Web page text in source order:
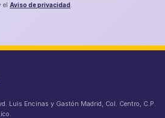
el Aviso de privacidad
Luis Encinas y Gastón Madrid, Col. Centro, C.P.